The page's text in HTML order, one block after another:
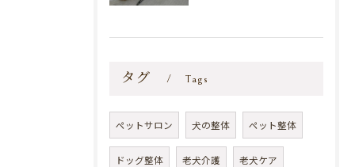
タグ Tags
ペットサロン 犬の整体 ペット整体
ドッグ整体 老犬介護 老犬ケア